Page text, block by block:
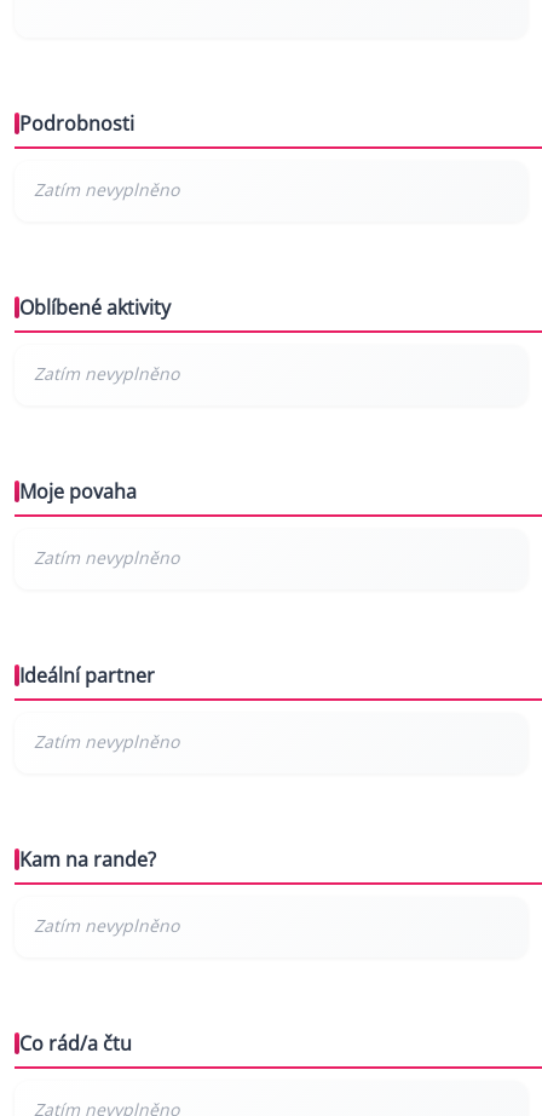
Podrobnosti
Oblíbené aktivity
Moje povaha
Ideální partner
Kam na rande?
Co rád/a čtu